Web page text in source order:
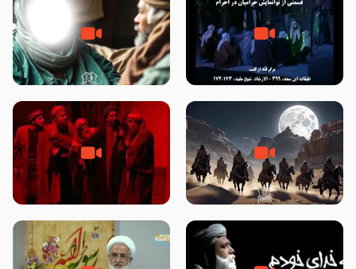
روزهای آخر حیات پیامبر اکرم صلی
الله علیه و آله – قسمتی از
وصیتی که نوشته نشد (حدیث
قرطاس)
‌‌‌‌‌‌‌داستان ترور نافرجام رسول خدا
صلی الله علیه و آله – شهادت
قسمتی از نوا نمایش بیرق ماندگار
بیان توطئه های منافقین پیش از